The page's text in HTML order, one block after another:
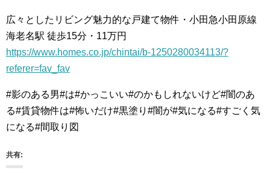
広々としたリビング魅力的な戸建て物件・小田急小田原線
海老名駅 徒歩15分・11万円
https://www.homes.co.jp/chintai/b-1250280034113/?
referer=fav_fav
#影のある男#は#かっこいい#のかもしれないけど#闇のあ
る#賃貸物件は#怖いだけ#黒塗り#闇が#気になる#すごく気
になる#間取り図
共有: